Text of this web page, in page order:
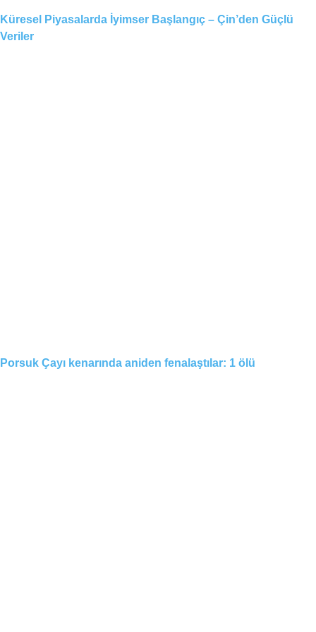
Küresel Piyasalarda İyimser Başlangıç – Çin’den Güçlü
Veriler
Porsuk Çayı kenarında aniden fenalaştılar: 1 ölü